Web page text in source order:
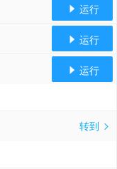
 运行
 运行
 运行
转到 